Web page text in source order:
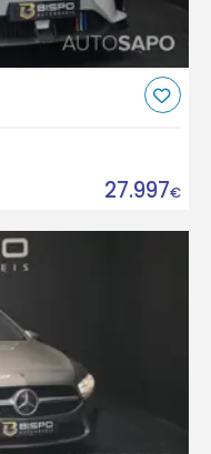
27.997€